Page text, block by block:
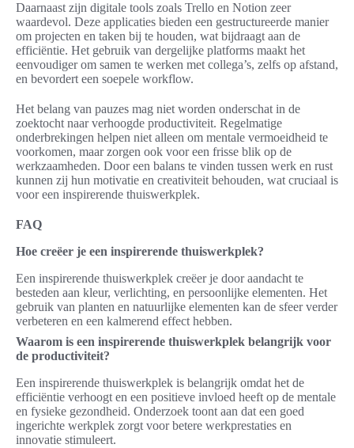
Daarnaast zijn digitale tools zoals Trello en Notion zeer
waardevol. Deze applicaties bieden een gestructureerde manier
om projecten en taken bij te houden, wat bijdraagt aan de
efficiëntie. Het gebruik van dergelijke platforms maakt het
eenvoudiger om samen te werken met collega’s, zelfs op afstand,
en bevordert een soepele workflow.
Het belang van pauzes mag niet worden onderschat in de
zoektocht naar verhoogde productiviteit. Regelmatige
onderbrekingen helpen niet alleen om mentale vermoeidheid te
voorkomen, maar zorgen ook voor een frisse blik op de
werkzaamheden. Door een balans te vinden tussen werk en rust
kunnen zij hun motivatie en creativiteit behouden, wat cruciaal is
voor een inspirerende thuiswerkplek.
FAQ
Hoe creëer je een inspirerende thuiswerkplek?
Een inspirerende thuiswerkplek creëer je door aandacht te
besteden aan kleur, verlichting, en persoonlijke elementen. Het
gebruik van planten en natuurlijke elementen kan de sfeer verder
verbeteren en een kalmerend effect hebben.
Waarom is een inspirerende thuiswerkplek belangrijk voor
de productiviteit?
Een inspirerende thuiswerkplek is belangrijk omdat het de
efficiëntie verhoogt en een positieve invloed heeft op de mentale
en fysieke gezondheid. Onderzoek toont aan dat een goed
ingerichte werkplek zorgt voor betere werkprestaties en
innovatie stimuleert.